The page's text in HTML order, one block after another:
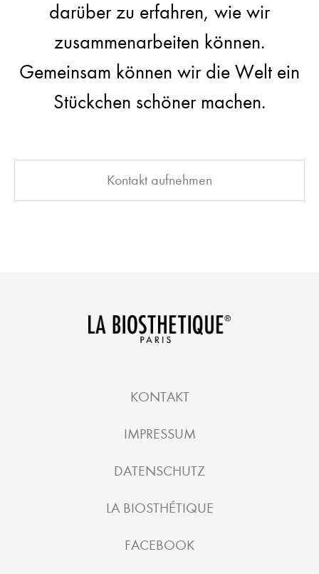
darüber zu erfahren, wie wir
zusammenarbeiten können.
Gemeinsam können wir die Welt ein
Stückchen schöner machen.
Kontakt aufnehmen
KONTAKT
IMPRESSUM
DATENSCHUTZ
LA BIOSTHÉTIQUE
FACEBOOK